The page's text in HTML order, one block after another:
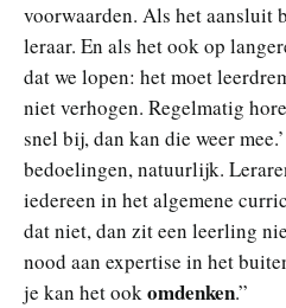
voorwaarden. Als het aansluit
leraar. En als het ook op
dat we lopen: het moet
niet verhogen. Regelmatig
snel bij, dan kan die weer
bedoelingen, natuurlijk.
iedereen in het algemene
dat niet, dan zit een leerling
nood aan expertise in het
je kan het ookomdenken.”